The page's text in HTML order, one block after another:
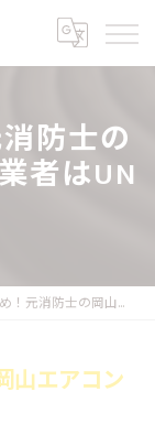
防士の
者はUN
エアコン取り付け業者はUNO設備へ！
山エアコン